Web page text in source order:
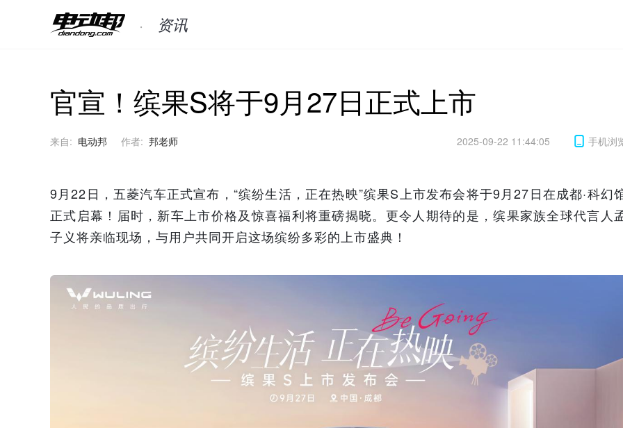
资讯
官宣！缤果S将于9月27日正式上市
来自: 电动邦 作者: 邦老师 2025-09-22 11:44:05 手机浏
9月22日，五菱汽车正式宣布，“缤纷生活，正在热映”缤果S上市发布会将于9月27日在成都·科幻
正式启幕！届时，新车上市价格及惊喜福利将重磅揭晓。更令人期待的是，缤果家族全球代言人
子义将亲临现场，与用户共同开启这场缤纷多彩的上市盛典！